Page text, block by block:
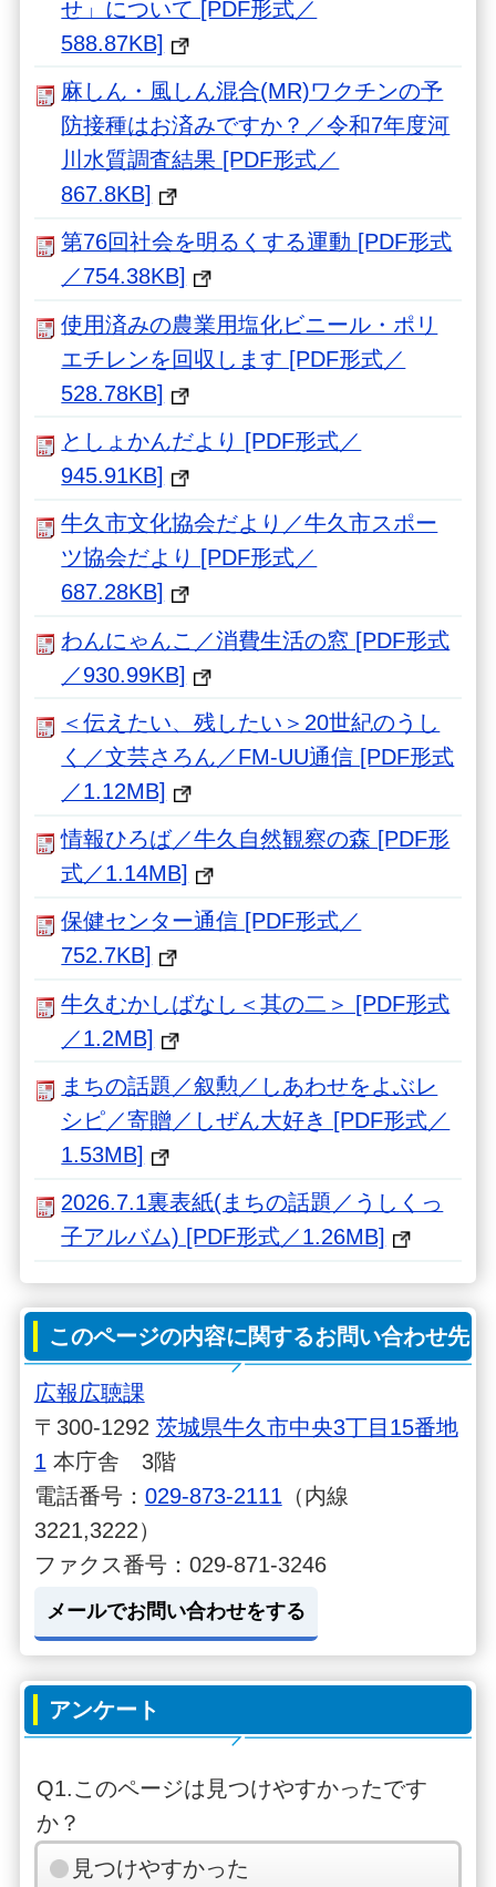
せ」について [PDF形式／
588.87KB]
麻しん・風しん混合(MR)ワクチンの予
防接種はお済みですか？／令和7年度河
川水質調査結果 [PDF形式／
867.8KB]
第76回社会を明るくする運動 [PDF形式
／754.38KB]
使用済みの農業用塩化ビニール・ポリ
エチレンを回収します [PDF形式／
528.78KB]
としょかんだより [PDF形式／
945.91KB]
牛久市文化協会だより／牛久市スポー
ツ協会だより [PDF形式／
687.28KB]
わんにゃんこ／消費生活の窓 [PDF形式
／930.99KB]
＜伝えたい、残したい＞20世紀のうし
く／文芸さろん／FM-UU通信 [PDF形式
／1.12MB]
情報ひろば／牛久自然観察の森 [PDF形
式／1.14MB]
保健センター通信 [PDF形式／
752.7KB]
牛久むかしばなし＜其の二＞ [PDF形式
／1.2MB]
まちの話題／叙勲／しあわせをよぶレ
シピ／寄贈／しぜん大好き [PDF形式／
1.53MB]
2026.7.1裏表紙(まちの話題／うしくっ
子アルバム) [PDF形式／1.26MB]
このページの内容に関するお問い合わせ先
広報広聴課
〒300-1292 茨城県牛久市中央3丁目15番地
1 本庁舎 3階
電話番号： 029-873-2111 （内線
3221,3222）
ファクス番号：029-871-3246
メールでお問い合わせをする
アンケート
Q1.このページは見つけやすかったです
か？
見つけやすかった